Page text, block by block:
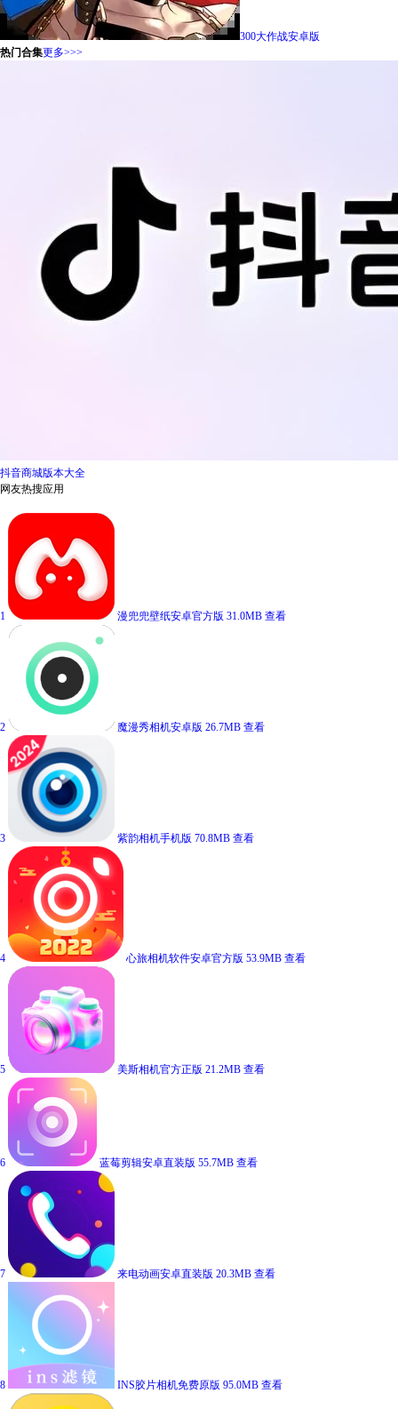
300大作战安卓版
热门合集更多>>>
抖音商城版本大全
网友热搜应用
1 漫兜兜壁纸安卓官方版 31.0MB 查看
2 魔漫秀相机安卓版 26.7MB 查看
3 紫韵相机手机版 70.8MB 查看
4 心旅相机软件安卓官方版 53.9MB 查看
5 美斯相机官方正版 21.2MB 查看
6 蓝莓剪辑安卓直装版 55.7MB 查看
7 来电动画安卓直装版 20.3MB 查看
8 INS胶片相机免费原版 95.0MB 查看